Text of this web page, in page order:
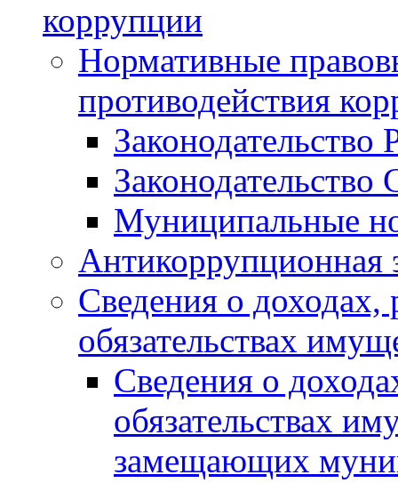
коррупции
Нормативные
противодействия
Законодательство
Муниципальные
Антикоррупционная
Сведения о доходах,
обязательствах
Сведения о
обязательствах
замещающих